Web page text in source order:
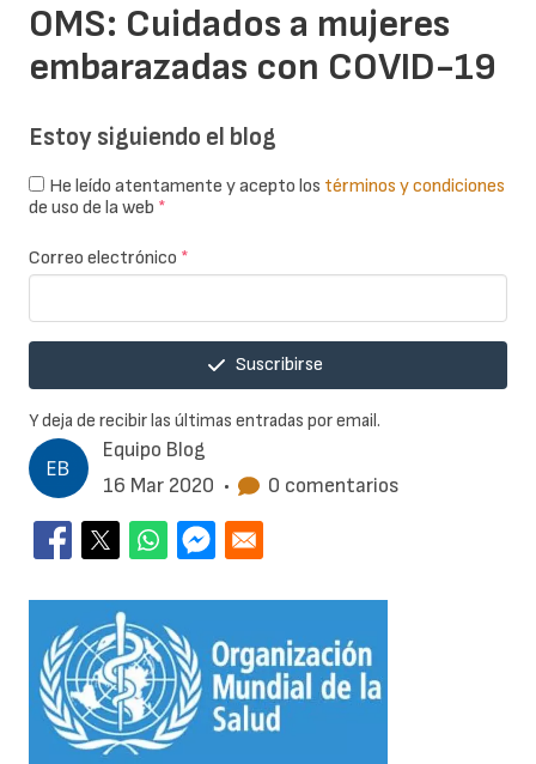
Equipo Blog
16 Mar 2020 • 0 comentarios
OMS: Cuidados a mujeres
embarazadas con COVID-19
Estoy siguiendo el blog
He leído atentamente y acepto los términos y condiciones
de uso de la web *
Correo electrónico *
Suscribirse
Y deja de recibir las últimas entradas por email.